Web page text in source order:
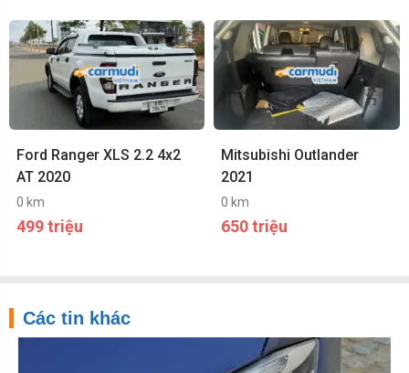
Ford Ranger XLS 2.2 4x2
AT 2020
0 km
499 triệu
Mitsubishi Outlander
2021
0 km
650 triệu
Các tin khác